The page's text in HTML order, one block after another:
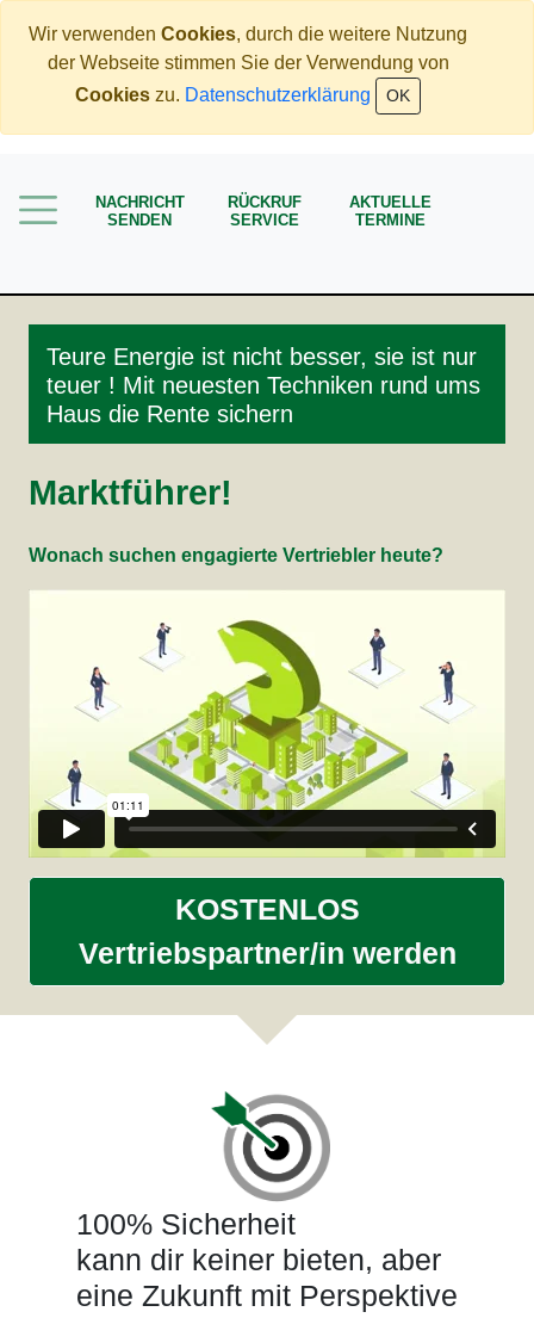
Wir verwenden Cookies, durch die weitere Nutzung
der Webseite stimmen Sie der Verwendung von
Cookies zu. Datenschutzerklärung OK
NACHRICHT
SENDEN
RÜCKRUF
SERVICE
AKTUELLE
TERMINE
Immobilien
Mehr Geld verdienen
Meine Angebote
Teure Energie ist nicht besser, sie ist nur
teuer ! Mit neuesten Techniken rund ums
Haus die Rente sichern
Marktführer!
Wonach suchen engagierte Vertriebler heute?
KOSTENLOS
Vertriebspartner/in werden
100% Sicherheit
kann dir keiner bieten, aber
eine Zukunft mit Perspektive